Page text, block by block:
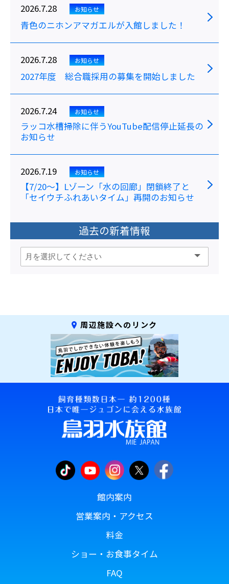
2026.7.28 お知らせ
青色のニホンアマガエルが入館しました！
2026.7.28 お知らせ
2027年度 総合職採用の募集を開始しました
2026.7.24 お知らせ
ラッコ水槽掃除に伴うYouTube配信停止延長の
お知らせ
2026.7.19 お知らせ
【7/20～】Lゾーン「水の回廊」閉鎖終了と
「セイウチふれあいタイム」再開のお知らせ
過去の新着情報
周辺施設へのリンク
館内案内
営業案内・アクセス
料金
ショー・お食事タイム
FAQ